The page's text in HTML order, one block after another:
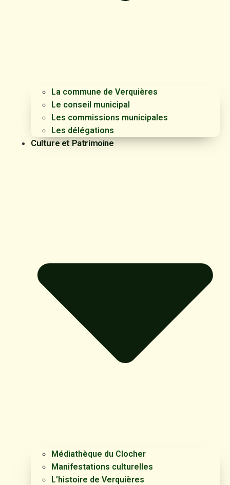
La commune de Verquières
Le conseil municipal
Les commissions municipales
Les délégations
Culture et Patrimoine
Médiathèque du Clocher
Manifestations culturelles
L’histoire de Verquières